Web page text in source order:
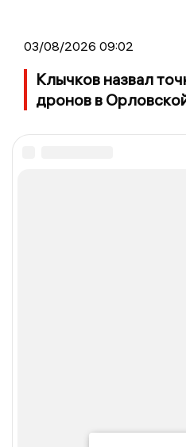
03/08/2026 09:02
Клычков назвал
дронов в